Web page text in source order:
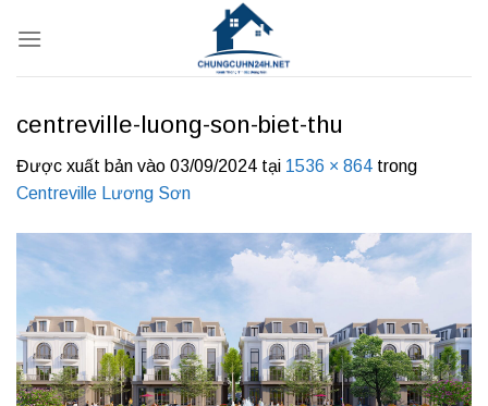
qua
centreville-luong-son-biet-thu
Được xuất bản vào 03/09/2024 tại 1536 × 864 trong
Centreville Lương Sơn